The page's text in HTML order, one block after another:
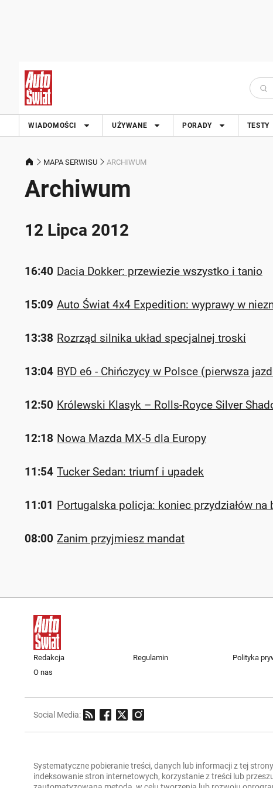
WIADOMOŚCI UŻYWANE PORADY TESTY
MAPA SERWISU ARCHIWUM
Archiwum
12 Lipca 2012
16:40 Dacia Dokker: przewiezie wszystko i tanio
15:09 Auto Świat 4x4 Expedition: wyprawy w
13:38 Rozrząd silnika układ specjalnej troski
13:04 BYD e6 - Chińczycy w Polsce (pierwsza
12:50 Królewski Klasyk – Rolls-Royce Silver
12:18 Nowa Mazda MX-5 dla Europy
11:54 Tucker Sedan: triumf i upadek
11:01 Portugalska policja: koniec przydziałów na
08:00 Zanim przyjmiesz mandat
Redakcja Regulamin Polityka
O nas
Social Media:
Systematyczne pobieranie treści, danych lub informacji z tej
indeksowanie stron internetowych, korzystanie z treści lub